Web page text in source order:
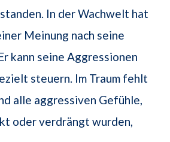
In der Wachwelt hat
Meinung nach seine
kann seine Aggressionen
steuern. Im Traum fehlt
alle aggressiven Gefühle,
oder verdrängt wurden,